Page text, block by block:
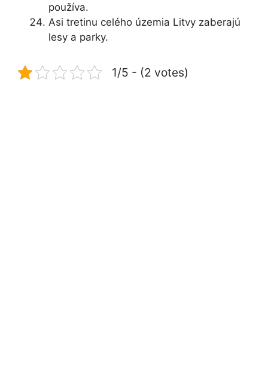
používa.
Asi tretinu celého územia Litvy zaberajú
lesy a parky.
1/5 - (2 votes)